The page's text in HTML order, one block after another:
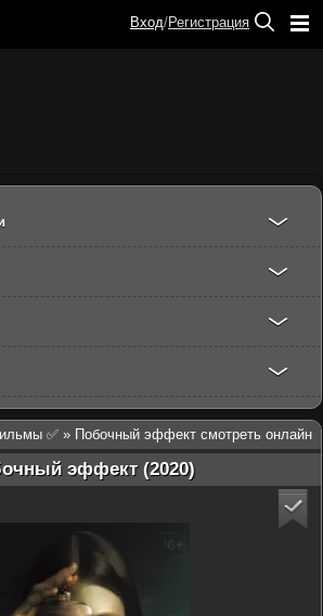
✅ » Побочный эффект смотреть онлайн
эффект (2020)
Вход/Регистрация